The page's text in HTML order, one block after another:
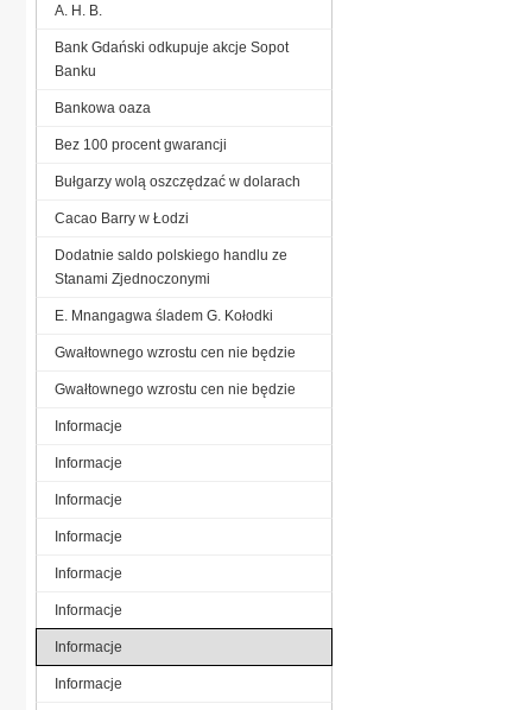
A. H. B.
Bank Gdański odkupuje akcje Sopot
Banku
Bankowa oaza
Bez 100 procent gwarancji
Bułgarzy wolą oszczędzać w dolarach
Cacao Barry w Łodzi
Dodatnie saldo polskiego handlu ze
Stanami Zjednoczonymi
E. Mnangagwa śladem G. Kołodki
Gwałtownego wzrostu cen nie będzie
Gwałtownego wzrostu cen nie będzie
Informacje
Informacje
Informacje
Informacje
Informacje
Informacje
Informacje
Informacje